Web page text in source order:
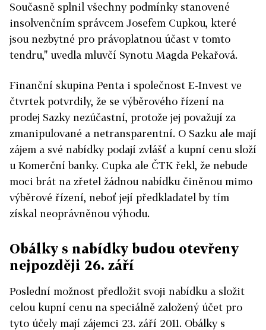
Současně splnil všechny podmínky stanovené
insolvenčním správcem Josefem Cupkou, které
jsou nezbytné pro právoplatnou účast v tomto
tendru," uvedla mluvčí Synotu Magda Pekařová.
Finanční skupina Penta i společnost E-Invest ve
čtvrtek potvrdily, že se výběrového řízení na
prodej Sazky nezúčastní, protože jej považují za
zmanipulované a netransparentní. O Sazku ale mají
zájem a své nabídky podají zvlášť a kupní cenu složí
u Komerční banky. Cupka ale ČTK řekl, že nebude
moci brát na zřetel žádnou nabídku činěnou mimo
výběrové řízení, neboť její předkladatel by tím
získal neoprávněnou výhodu.
Obálky s nabídky budou otevřeny
nejpozději 26. září
Poslední možnost předložit svoji nabídku a složit
celou kupní cenu na speciálně založený účet pro
tyto účely mají zájemci 23. září 2011. Obálky s